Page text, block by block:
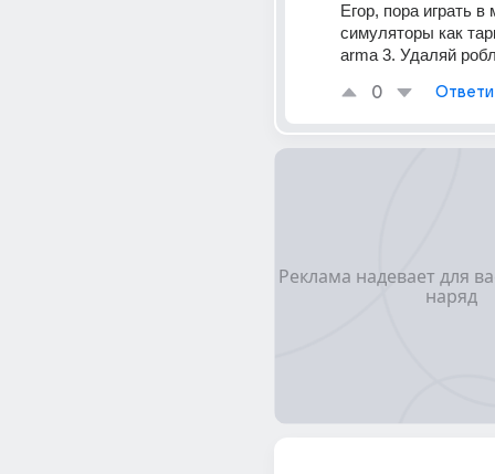
Егор, пора играть в
симуляторы как
arma 3. Удаляй
0